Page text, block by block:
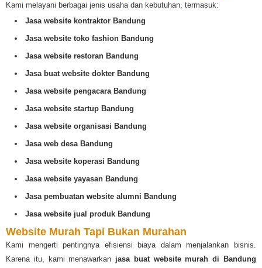
Kami melayani berbagai jenis usaha dan kebutuhan, termasuk:
Jasa website kontraktor Bandung
Jasa website toko fashion Bandung
Jasa website restoran Bandung
Jasa buat website dokter Bandung
Jasa website pengacara Bandung
Jasa website startup Bandung
Jasa website organisasi Bandung
Jasa web desa Bandung
Jasa website koperasi Bandung
Jasa website yayasan Bandung
Jasa pembuatan website alumni Bandung
Jasa website jual produk Bandung
Website Murah Tapi Bukan Murahan
Kami mengerti pentingnya efisiensi biaya dalam menjalankan bisnis.
Karena itu, kami menawarkan jasa buat website murah di Bandung